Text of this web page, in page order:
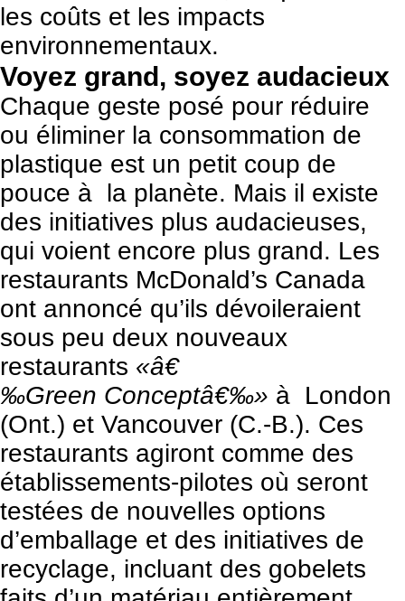
les coûts et les impacts
environnementaux.
Voyez grand, soyez audacieux
Chaque geste posé pour réduire
ou éliminer la consommation de
plastique est un petit coup de
pouce à la planète. Mais il existe
des initiatives plus audacieuses,
qui voient encore plus grand. Les
restaurants McDonald’s Canada
ont annoncé qu’ils dévoileraient
sous peu deux nouveaux
restaurants «â€
‰Green Conceptâ€‰» à London
(Ont.) et Vancouver (C.-B.). Ces
restaurants agiront comme des
établissements-pilotes où seront
testées de nouvelles options
d’emballage et des initiatives de
recyclage, incluant des gobelets